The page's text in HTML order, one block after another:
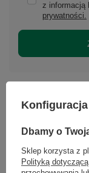
z informacją
prywatności.
Blog
Zobacz wszystko
Konfiguracja
Dbamy o
Sklep korzysta z
Polityką